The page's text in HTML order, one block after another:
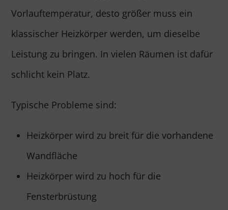
Vorlauftemperatur, desto größer muss ein
klassischer Heizkörper werden, um dieselbe
Leistung zu bringen. In vielen Räumen ist dafür
schlicht kein Platz.
Typische Probleme sind:
Heizkörper wird zu breit für die vorhandene
Wandfläche
Heizkörper wird zu hoch für die
Fensterbrüstung